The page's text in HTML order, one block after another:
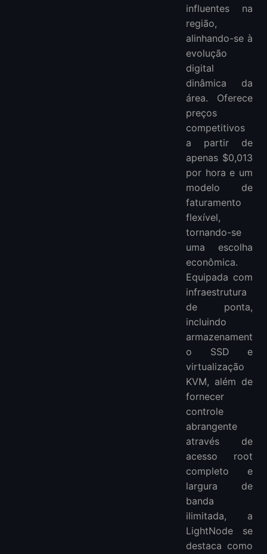
influentes na
região,
alinhando-se à
evolução
digital
dinâmica da
área. Oferece
preços
competitivos
a partir de
apenas $0,013
por hora e um
modelo de
faturamento
flexível,
tornando-se
uma escolha
econômica.
Equipada com
infraestrutura
de ponta,
incluindo
armazenament
o SSD e
virtualização
KVM, além de
fornecer
controle
abrangente
através de
acesso root
completo e
largura de
banda
ilimitada, a
LightNode se
destaca como